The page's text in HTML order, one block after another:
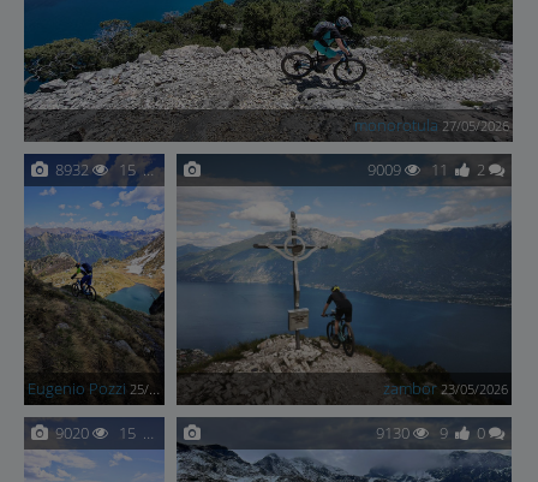
monorotula 27/05/2026
8932 15
Eugenio Pozzi 25/05/2026
9009 11 2
zambor 23/05/2026
9020 15 9130 9 0